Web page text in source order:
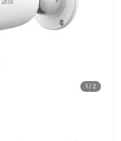
1 / 2